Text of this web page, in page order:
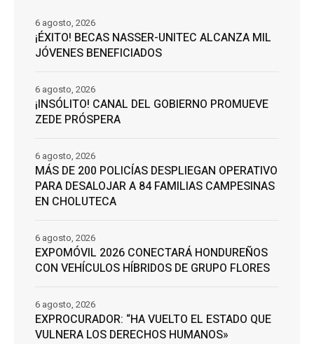
¡ÉXITO! BECAS NASSER-UNITEC ALCANZA MIL
JÓVENES BENEFICIADOS
6 agosto, 2026
¡INSÓLITO! CANAL DEL GOBIERNO PROMUEVE
ZEDE PRÓSPERA
6 agosto, 2026
MÁS DE 200 POLICÍAS DESPLIEGAN OPERATIVO
PARA DESALOJAR A 84 FAMILIAS CAMPESINAS
EN CHOLUTECA
6 agosto, 2026
EXPOMÓVIL 2026 CONECTARÁ HONDUREÑOS
CON VEHÍCULOS HÍBRIDOS DE GRUPO FLORES
6 agosto, 2026
EXPROCURADOR: “HA VUELTO EL ESTADO QUE
VULNERA LOS DERECHOS HUMANOS»
6 agosto, 2026